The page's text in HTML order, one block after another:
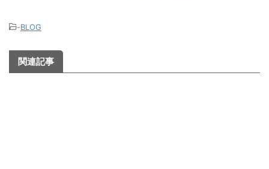
-BLOG
関連記事